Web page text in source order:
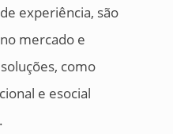
experiência, são
mercado e
como
e esocial